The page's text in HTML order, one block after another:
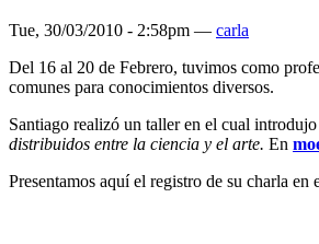
Tue, 30/03/2010 - 2:58pm — carla
Del 16 al 20 de Febrero, tuvimos como
comunes para conocimientos diversos.
Santiago realizó un taller en el cual
distribuidos entre la ciencia y el arte. En
Presentamos aquí el registro de su charla en